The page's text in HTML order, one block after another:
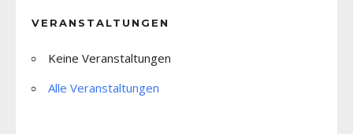
VERANSTALTUNGEN
Keine Veranstaltungen
Alle Veranstaltungen